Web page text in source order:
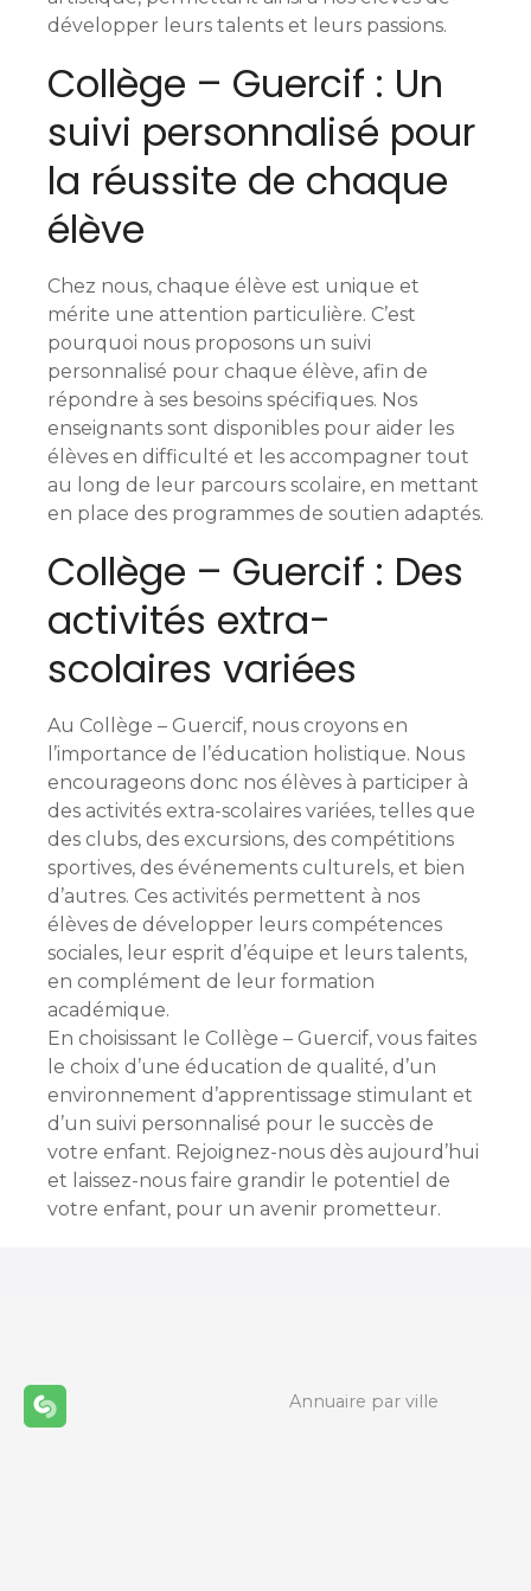
développer leurs talents et leurs passions.
Collège – Guercif : Un
suivi personnalisé pour
la réussite de chaque
élève
Chez nous, chaque élève est unique et
mérite une attention particulière. C’est
pourquoi nous proposons un suivi
personnalisé pour chaque élève, afin de
répondre à ses besoins spécifiques. Nos
enseignants sont disponibles pour aider les
élèves en difficulté et les accompagner tout
au long de leur parcours scolaire, en mettant
en place des programmes de soutien adaptés.
Collège – Guercif : Des
activités extra-
scolaires variées
Au Collège – Guercif, nous croyons en
l’importance de l’éducation holistique. Nous
encourageons donc nos élèves à participer à
des activités extra-scolaires variées, telles que
des clubs, des excursions, des compétitions
sportives, des événements culturels, et bien
d’autres. Ces activités permettent à nos
élèves de développer leurs compétences
sociales, leur esprit d’équipe et leurs talents,
en complément de leur formation
académique.
En choisissant le Collège – Guercif, vous faites
le choix d’une éducation de qualité, d’un
environnement d’apprentissage stimulant et
d’un suivi personnalisé pour le succès de
votre enfant. Rejoignez-nous dès aujourd’hui
et laissez-nous faire grandir le potentiel de
votre enfant, pour un avenir prometteur.
Annuaire par ville